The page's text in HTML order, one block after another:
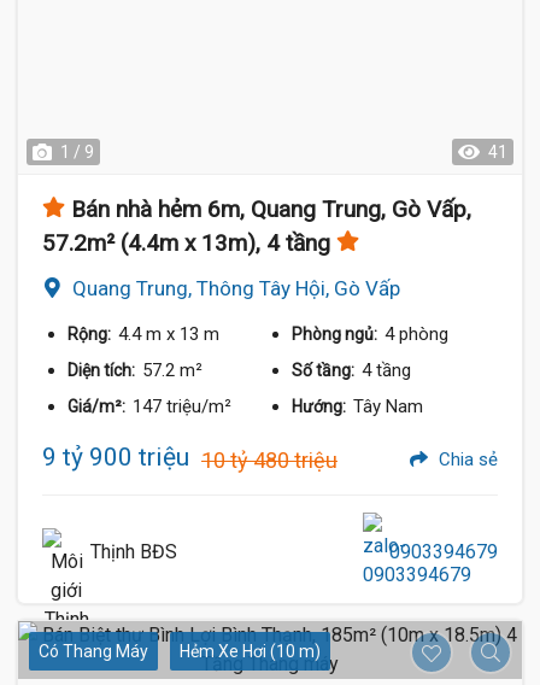
1 / 9 41
Bán nhà hẻm 6m, Quang Trung, Gò Vấp,
57.2m² (4.4m x 13m), 4 tầng
Quang Trung, Thông Tây Hội, Gò Vấp
Rộng: 4.4 m x 13 m Phòng ngủ: 4 phòng
Diện tích: 57.2 m² Số tầng: 4 tầng
Giá/m²: 147 triệu/m² Hướng: Tây Nam
9 tỷ 900 triệu 10 tỷ 480 triệu Chia sẻ
Thịnh BĐS 0903394679
Có Thang Máy Hẻm Xe Hơi (10 m)